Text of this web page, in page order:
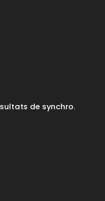
de synchro.